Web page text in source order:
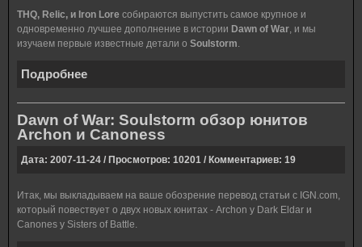
THQ, Relic, и Iron Lore собираются выпустить самое крупное и
одновременно лучшее дополнение в истории Dawn of War, и мы
изучаем первые известные детали о Soulstorm.
Подробнее
Dawn of War: Soulstorm обзор юнитов
Archon и Canoness
Дата: 2007-11-24 / Просмотров: 10201 / Комментариев: 19
Итак, мы выкладываем на ваше обозрение перевод статьи с IGN.com,
который повествует о двух новых юнитах - Archon у Dark Eldar и
Canones у Sisters of Battle.